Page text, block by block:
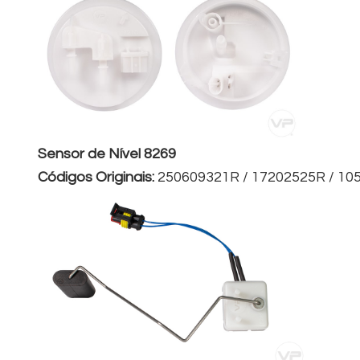
Sensor de Nível 8269
Códigos Originais: 250609321R / 17202525R /